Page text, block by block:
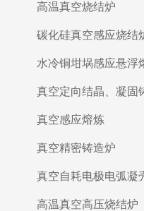
高温真空烧结炉
碳化硅真空感应烧结
水冷铜坩埚感应悬浮
真空定向结晶、凝固
真空感应熔炼
真空精密铸造炉
真空自耗电极电弧凝
高温真空高压烧结炉